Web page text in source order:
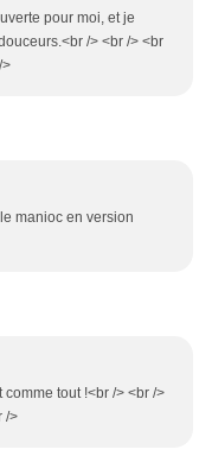
pour moi, et je
/> <br /> <br
>
manioc en version
tout !<br /> <br />
/>